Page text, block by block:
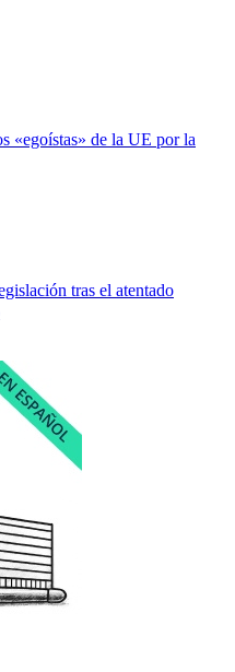
«egoístas» de la UE por la
tras el atentado